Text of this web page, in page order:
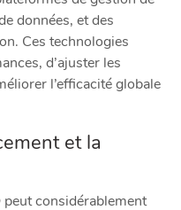
données, et des
Ces technologies
d’ajuster les
l’efficacité globale
et la
peut considérablement